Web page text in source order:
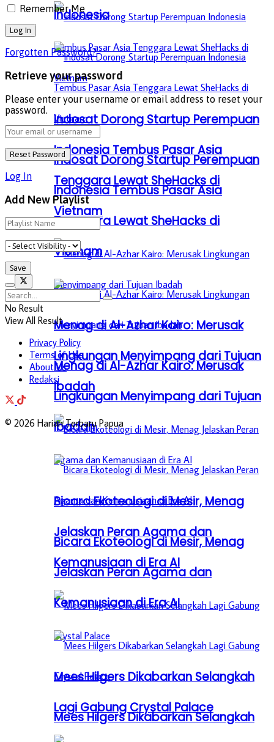
Indosat Dorong Startup Perempuan
Indonesia Tembus Pasar Asia
Tenggara Lewat SheHacks di
Vietnam
Menag di Al-Azhar Kairo: Merusak
Lingkungan Menyimpang dari Tujuan
Ibadah
Bicara Ekoteologi di Mesir, Menag
Jelaskan Peran Agama dan
Kemanusiaan di Era AI
Mees Hilgers Dikabarkan Selangkah
Lagi Gabung Crystal Palace
Indonesia
Indosat Dorong Startup Perempuan
Indonesia Tembus Pasar Asia
Tenggara Lewat SheHacks di
Vietnam
Menag di Al-Azhar Kairo: Merusak
Lingkungan Menyimpang dari Tujuan
Ibadah
Bicara Ekoteologi di Mesir, Menag
Jelaskan Peran Agama dan
Kemanusiaan di Era AI
Mees Hilgers Dikabarkan Selangkah
Remember Me
Forgotten Password?
Retrieve your password
Please enter your username or email address to reset your
password.
Log In
Add New Playlist
No Result
View All Result
Privacy Policy
Terms of Use
About Us
Redaksi
© 2026 Harian Terbaru Papua